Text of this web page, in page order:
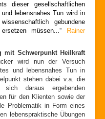
dieser gesellschaftlichen
lebensnahes Tun wird in
gebundene
müssen...“
Rainer
mit Schwerpunkt Heilkraft
wird nun der Versuch
und lebensnahes Tun in
stehen dabei v.a. die
sich daraus ergebenden
für den Klienten sowie der
Problematik in Form eines
lebenspraktische Übungen